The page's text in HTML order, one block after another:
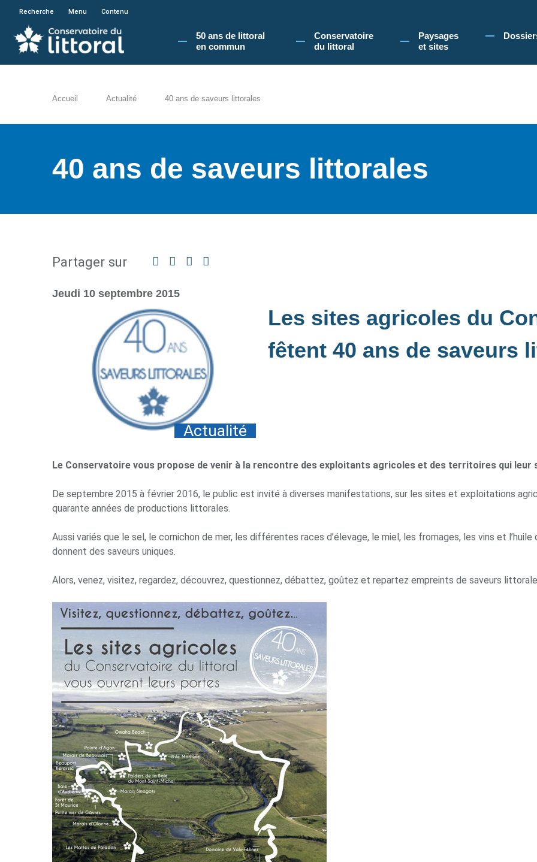
En poursuivant votre navigation sur le site du Conservatoire du littoral, vous acceptez l'utilisation de cookies pour vous
Recherche Menu Contenu
50 ans de littoral
en commun​
Conservatoire
du littoral
Paysages
et sites
Accueil Actualité 40 ans de saveurs littorales
40 ans de saveurs littorales
Partager sur Facebook
TwitterLinkedin
Jeudi 10 septembre 2015
Actualité
Les sites agricoles du
fêtent 40 ans de saveurs
Le Conservatoire vous propose de venir à la rencontre des exploitants agricoles et des territoires qui leur
De septembre 2015 à février 2016, le public est invité à diverses manifestations, sur les sites et exploitations
quarante années de productions littorales.
Aussi variés que le sel, le cornichon de mer, les différentes races d’élevage, le miel, les fromages, les vins et
donnent des saveurs uniques.
Alors, venez, visitez, regardez, découvrez, questionnez, débattez, goûtez et repartez empreints de saveurs